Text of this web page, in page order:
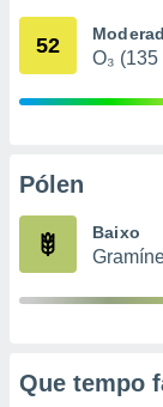
através
estudos
1199
52
O₃ (135
Pólen
Baixo
Que tempo